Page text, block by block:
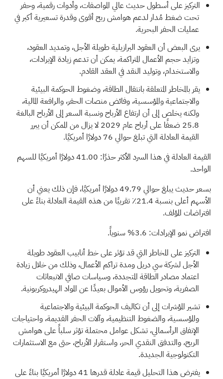
التركيز على أسطول حديث عالي المواصفات، وأدوات رقمية، وحفر
تحت ضغط مُدار لدعم هوامش ربح أقوى وقدرة تسعيرية أكبر في
عمليات الحفر البحرية.
يرى البعض أن العقود البرازيلية طويلة الأجل، وتمديد العقود،
وتزايد حجم الأعمال المتراكمة، يمكن أن تدعم زيادة الإيرادات،
والاستخدام، وتوليد النقد في العقد القادم.
يقر بالمخاطر المتعلقة بانتقال الطاقة، وضغوط الحوكمة البيئية
والاجتماعية والمؤسسية، وفائض منصات الحفر، والرافعة المالية،
ولكنه يخلص إلى أن ارتفاع الأرباح ونسبة السعر إلى الأرباح البالغة
25.8 ضعفًا على أرباح عام 2029 لا يزال من الممكن أن يبرر
القيمة العادلة التي تبلغ حوالي 76 دولارًا أمريكيًا.
القيمة العادلة في هذا السرد الأكثر حذرًا: 41.00 دولارًا أمريكيًا للسهم
الواحد.
بسعر حديث يبلغ حوالي 49.79 دولارًا أمريكيًا، فإن ذلك يعني أن
الأسهم أعلى بنسبة 21.4٪ تقريبًا من هذه القيمة العادلة بناءً على
افتراضات المؤلف.
افتراض نمو الإيرادات: 3.6% سنوياً.
التركيز على المخاطر التي قد تؤثر على خط أنابيب العقود طويلة
الأجل لشركة سي دريل ومدة تراكم الأعمال، وذلك من خلال زيادة
اعتماد مصادر الطاقة المتجددة، وسياسات صافي الانبعاثات
الصفرية، وتحويل رؤوس الأموال بعيدًا عن المواد الهيدروكربونية.
تشير المؤشرات إلى أن تكاليف الحوكمة البيئية والاجتماعية
والمؤسسية، والضغوط التنظيمية، وآلات الحفر القديمة، واحتياجات
الإنفاق الرأسمالي، تشكل عوامل محتملة تؤثر سلباً على هوامش
الربح، والتدفق النقدي الحر، واستقرار الأرباح، حتى مع الاستثمارات
التكنولوجية الجديدة.
يفترض هذا التحليل قيمة عادلة قدرها 41 دولارًا أمريكيًا بناءً على